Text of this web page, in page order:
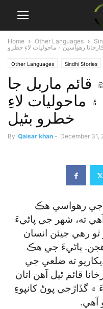
Home Other Languages
Other Languages Sindhi Stories
قائم ماربل جا
ماحوليات لاءِ
خطرو بڻيل
By Qaisar khan - December 31,
جي رهواسي هڪ
ته، شهر جي پاڻيءَ
ٿو رهي جيئن انسان
پاڻيءَ جي هڪ
ته ضلعي جي
قائم ٿيل آهن اتان
۾ گڏاڙجي پوڻ کانپوءِ
آهي.